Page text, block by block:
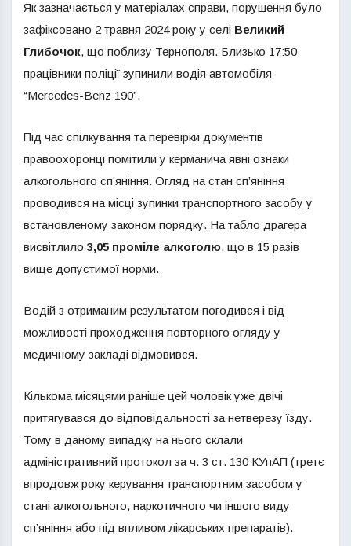
Як зазначається у матеріалах справи, порушення було
зафіксовано 2 травня 2024 року у селі Великий
Глибочок, що поблизу Тернополя. Близько 17:50
працівники поліції зупинили водія автомобіля
“Mercedes-Benz 190”.
Під час спілкування та перевірки документів
правоохоронці помітили у керманича явні ознаки
алкогольного сп’яніння. Огляд на стан сп’яніння
проводився на місці зупинки транспортного засобу у
встановленому законом порядку. На табло драгера
висвітлило 3,05 проміле алкоголю, що в 15 разів
вище допустимої норми.
Водій з отриманим результатом погодився і від
можливості проходження повторного огляду у
медичному закладі відмовився.
Кількома місяцями раніше цей чоловік уже двічі
притягувався до відповідальності за нетверезу їзду.
Тому в даному випадку на нього склали
адміністративний протокол за ч. 3 ст. 130 КУпАП (третє
впродовж року керування транспортним засобом у
стані алкогольного, наркотичного чи іншого виду
сп’яніння або під впливом лікарських препаратів).